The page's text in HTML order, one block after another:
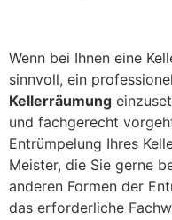
Wenn bei Ihnen eine
sinnvoll, ein
Kellerräumung
und fachgerecht
Entrümpelung Ihres
Meister, die Sie gerne
anderen Formen der
das erforderliche